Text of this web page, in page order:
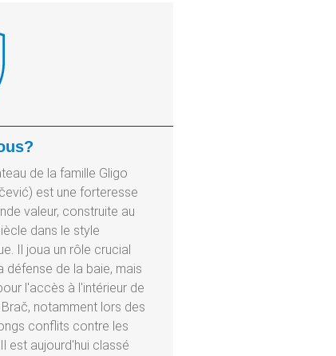
de la famille Gligo
est une forteresse
valeur, construite au
dans le style
Il joua un rôle crucial
défense de la baie, mais
l'accès à l'intérieur de
notamment lors des
conflits contre les
est aujourd'hui classé